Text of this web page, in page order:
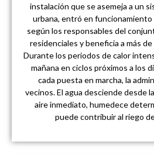
instalación que se asemeja a un
urbana, entró en funcionamiento
según los responsables del
residenciales y beneficia a más
Durante los periodos de calor
mañana en ciclos próximos a los
cada puesta en marcha, la
vecinos. El agua desciende desde
aire inmediato, humedece
puede contribuir al riego